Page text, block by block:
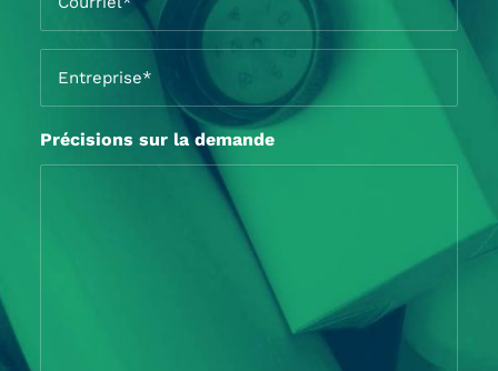
Précisions sur la demande